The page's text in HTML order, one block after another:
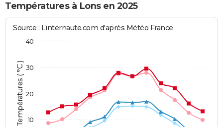
Températures à Lons en 2025
Températures ( °C )
Source : Linternaute.com d'après Météo France
10
20
30
40